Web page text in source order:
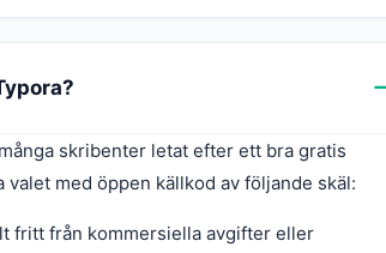
skribenter letat efter ett bra gratis
med öppen källkod av följande skäl:
fritt från kommersiella avgifter eller